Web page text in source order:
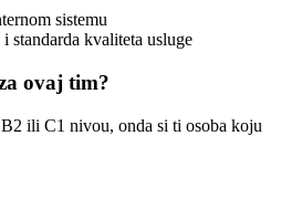
sistemu
standarda kvaliteta usluge
ovaj tim?
ili C1 nivou, onda si ti osoba koju